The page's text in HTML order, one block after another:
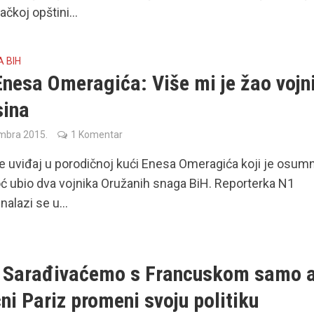
opštini...
BIH
Omeragića: Više mi je žao
2015. 1 Komentar
uviđaj u porodičnoj kući Enesa Omeragića koji je
ubio dva vojnika Oružanih snaga BiH. Reporterka N1
se u...
s Francuskom samo
Pariz promeni svoju politiku